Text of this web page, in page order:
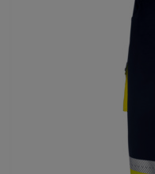
Peso del tejido por m2
Tamaño FR/ES/PT/BE